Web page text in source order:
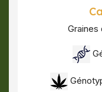
Graines